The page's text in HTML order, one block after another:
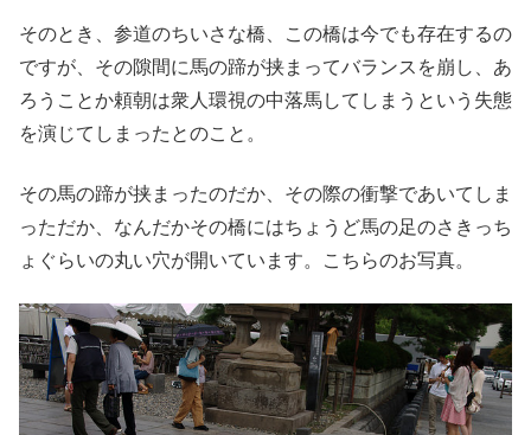
そのとき、参道のちいさな橋、この橋は今でも存在するの
ですが、その隙間に馬の蹄が挟まってバランスを崩し、あ
ろうことか頼朝は衆人環視の中落馬してしまうという失態
を演じてしまったとのこと。
その馬の蹄が挟まったのだか、その際の衝撃であいてしま
っただか、なんだかその橋にはちょうど馬の足のさきっち
ょぐらいの丸い穴が開いています。こちらのお写真。